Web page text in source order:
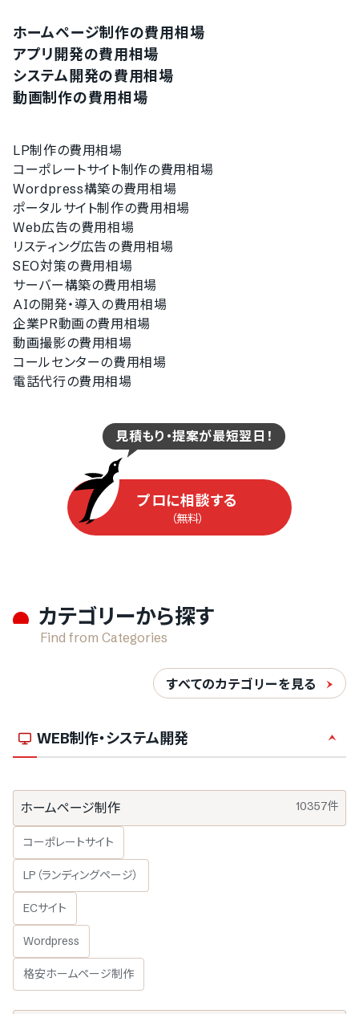
ホームページ制作の費用相場
アプリ開発の費用相場
システム開発の費用相場
動画制作の費用相場
LP制作の費用相場
コーポレートサイト制作の費用相場
Wordpress構築の費用相場
ポータルサイト制作の費用相場
Web広告の費用相場
リスティング広告の費用相場
SEO対策の費用相場
サーバー構築の費用相場
AIの開発・導入の費用相場
企業PR動画の費用相場
動画撮影の費用相場
コールセンターの費用相場
電話代行の費用相場
見積もり・提案が最短翌日！
プロに相談する
（無料）
カテゴリーから探す
Find from Categories
すべてのカテゴリーを見る
WEB制作・システム開発
ホームページ制作 10357件
コーポレートサイト
LP（ランディングページ）
ECサイト
Wordpress
格安ホームページ制作